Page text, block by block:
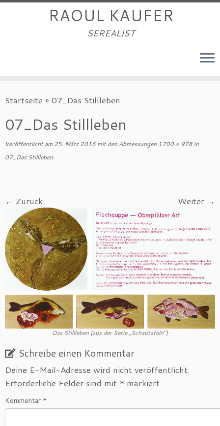
Inhalt
RAOUL KAUFER
SEREALIST
Startseite » 07_Das Stillleben
07_Das Stillleben
Veröffentlicht am 25. März 2016 mit den Abmessungen 1700 × 978 in
07_Das Stillleben.
← Zurück Weiter →
Das Stillleben (aus der Serie „Schautafeln“)
Schreibe einen Kommentar
Deine E-Mail-Adresse wird nicht veröffentlicht.
Erforderliche Felder sind mit * markiert
Kommentar *